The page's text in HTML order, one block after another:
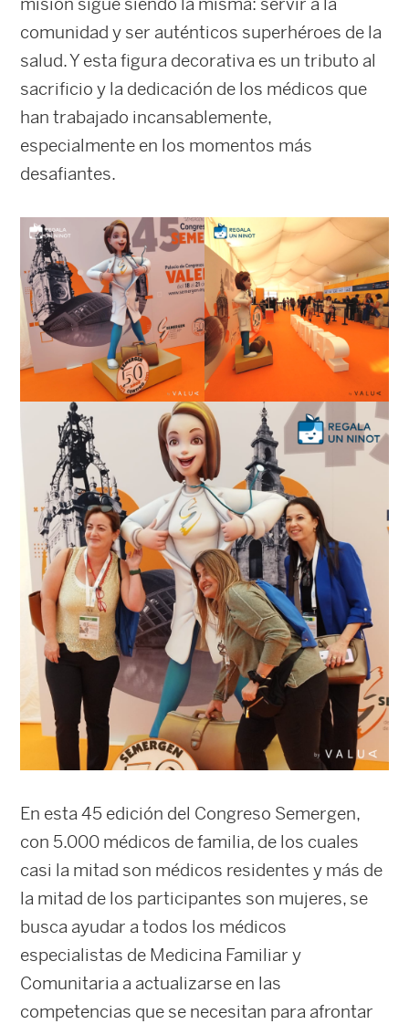
comunidad y ser auténticos superhéroes de la
salud. Y esta figura decorativa es un tributo al
sacrificio y la dedicación de los médicos que
han trabajado incansablemente,
especialmente en los momentos más
desafiantes.
En esta 45 edición del Congreso Semergen,
con 5.000 médicos de familia, de los cuales
casi la mitad son médicos residentes y más de
la mitad de los participantes son mujeres, se
busca ayudar a todos los médicos
especialistas de Medicina Familiar y
Comunitaria a actualizarse en las
competencias que se necesitan para afrontar